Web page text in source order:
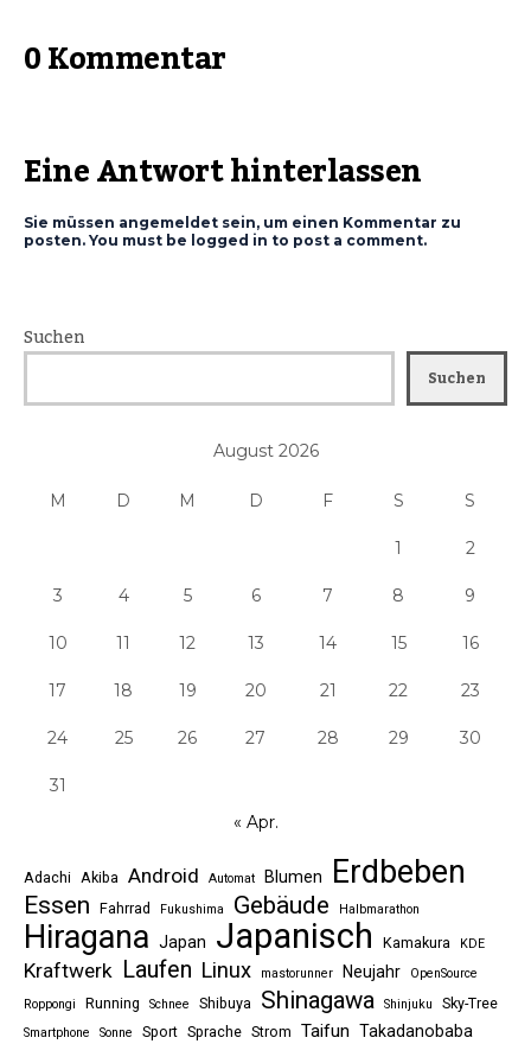
0 Kommentar
Eine Antwort hinterlassen
Sie müssen angemeldet sein, um einen Kommentar zu
posten. You must be logged in to post a comment.
Suchen
Suchen
August 2026
M D M D F S S
1 2
3 4 5 6 7 8 9
10 11 12 13 14 15 16
17 18 19 20 21 22 23
24 25 26 27 28 29 30
31
« Apr.
Adachi Akiba Android Automat Blumen Erdbeben
Essen Fahrrad Fukushima Gebäude Halbmarathon
Hiragana Japan Japanisch Kamakura KDE
Kraftwerk Laufen Linux mastorunner Neujahr
OpenSource
Roppongi
Running Schnee Shibuya Shinagawa Shinjuku Sky-Tree
Smartphone Sonne Sport Sprache Strom Taifun Takadanobaba